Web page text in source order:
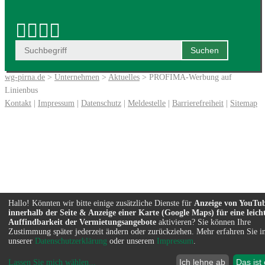
wg-pirna.de > Unternehmen > Aktuelles > PROFIMA-Werbung auf
Linienbus
Kontakt | Impressum | Datenschutz | Meldestelle | Barrierefreiheit | Sitemap
Hallo! Könnten wir bitte einige zusätzliche Dienste für Anzeige von
innerhalb der Seite & Anzeige einer Karte (Google Maps) für eine
Auffindbarkeit der Vermietungsangebote aktivieren? Sie können Ihre
Zustimmung später jederzeit ändern oder zurückziehen. Mehr erfahren Sie
unserer Datenschutzerklärung oder unserem Impressum
Lassen Sie mich wählen... Ich lehne ab Das ist